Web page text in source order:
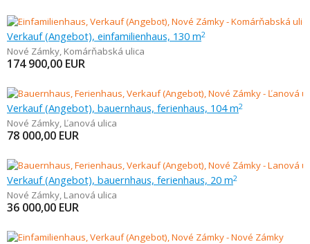
Verkauf (Angebot), einfamilienhaus, 130 m2
Nové Zámky, Komárňabská ulica
174 900,00 EUR
Verkauf (Angebot), bauernhaus, ferienhaus, 104 m2
Nové Zámky, Ľanová ulica
78 000,00 EUR
Verkauf (Angebot), bauernhaus, ferienhaus, 20 m2
Nové Zámky, Lanová ulica
36 000,00 EUR